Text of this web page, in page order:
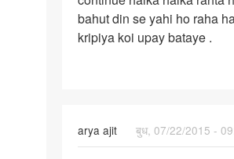
mc
thik
bahut din se yahi ho raha
kripiya koi upay bataye .
arya ajit
बुध, 07/22/2015 -